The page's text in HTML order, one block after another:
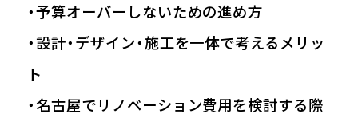
・予算オーバーしないための進め方
・設計・デザイン・施工を一体で考えるメリッ
ト
・名古屋でリノベーション費用を検討する際